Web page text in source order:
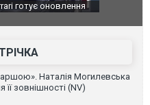
готує оновлення
Вийшов
фільму
Наталія Могилевська
зовнішності (NV)